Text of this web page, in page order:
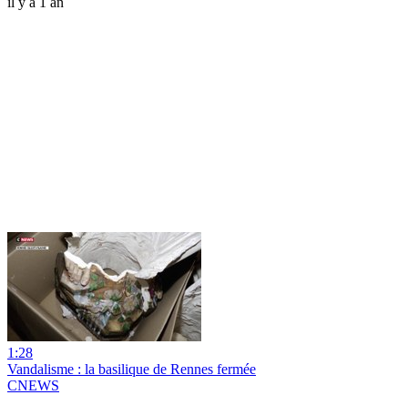
1:28
Vandalisme : la basilique de Rennes fermée
CNEWS